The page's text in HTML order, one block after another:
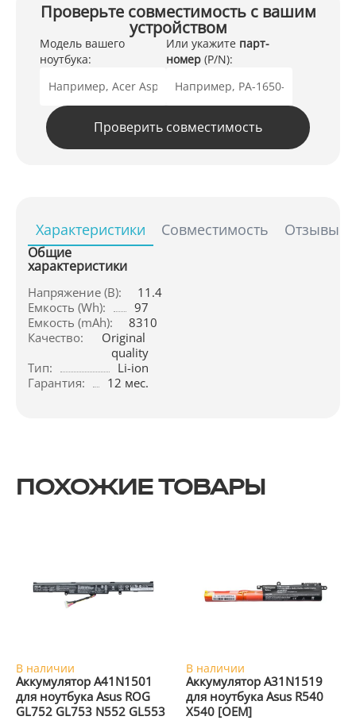
Проверьте совместимость с вашим
устройством
Модель вашего
ноутбука:
Или укажите парт-
номер (P/N):
Проверить совместимость
Характеристики Совместимость Отзывы
Общие
характеристики
Напряжение (В):
11.4
Емкость (Wh):
97
Емкость (mAh):
8310
Качество:
Original
quality
Тип:
Li-ion
Гарантия:
12 мес.
ПОХОЖИЕ ТОВАРЫ
В наличии
Аккумулятор A41N1501
для ноутбука Asus ROG
GL752 GL753 N552 GL553
В наличии
Аккумулятор A31N1519
для ноутбука Asus R540
X540 [OEM]